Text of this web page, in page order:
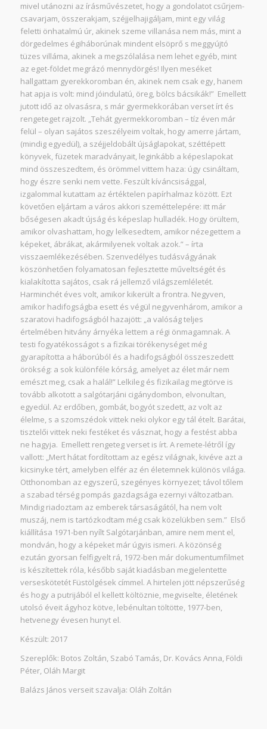
mivel utánozni az írásművészetet, hogy a gondolatot csűrjem-
csavarjam, összerakjam, széjjelhajigáljam, mint egy világ
feletti önhatalmú úr, akinek szeme villanása nem más, mint a
dörgedelmes égiháborúnak mindent elsöprő s meggyújtó
tüzes villáma, akinek a megszólalása nem lehet egyéb, mint
az eget-földet megrázó mennydörgés! Ilyen meséket
hallgattam gyerekkoromban én, akinek nem csak egy, hanem
hat apja is volt: mind jóindulatú, öreg, bölcs bácsikák!” Emellett
jutott idő az olvasásra, s már gyermekkorában verset írt és
rengeteget rajzolt. „Tehát gyermekkoromban – tíz éven már
felül – olyan sajátos szeszélyeim voltak, hogy amerre jártam,
(mindig egyedül), a széjjeldobált újságlapokat, széttépett
könyvek, füzetek maradványait, leginkább a képeslapokat
mind összeszedtem, és örömmel vittem haza: úgy csináltam,
hogy észre senki nem vette. Feszült kíváncsisággal,
izgalommal kutattam az értéktelen papírhalmaz között. Ezt
követően eljártam a város akkori szeméttelepére: itt már
bőségesen akadt újság és képeslap hulladék. Hogy örültem,
amikor olvashattam, hogy lelkesedtem, amikor nézegettem a
képeket, ábrákat, akármilyenek voltak azok.” – írta
visszaemlékezésében. Szenvedélyes tudásvágyának
köszönhetően folyamatosan fejlesztette műveltségét és
kialakította sajátos, csak rá jellemző világszemléletét.
Harminchét éves volt, amikor kikerült a frontra. Negyven,
amikor hadi­fogságba esett és végül negyvenhárom, amikor a
szaratovi hadifogságból hazajött: „a valóság teljes
értelmében hitvány árnyéka lettem a régi önma­gamnak. A
testi fogyatékosságot s a fizikai törékenységet még
gyarapította a háborúból és a hadifogságból összeszedett
örökség: a sok különféle kórság, amelyet az élet már nem
emészt meg, csak a halál!” Lelkileg és fizikailag megtörve is
tovább alkotott a salgótarjáni cigánydombon, elvonultan,
egyedül. Az erdőben, gombát, bogyót szedett, az volt az
élelme, s a szomszédok vittek neki olykor egy tál ételt. Barátai,
tisztelői vittek neki festéket és vásznat, hogy a festést abba
ne hagyja. Emellett rengeteg verset is írt. A remete-létről így
vallott: „Mert hátat fordítottam az egész világnak, kivéve azt a
kicsinyke tért, amelyben elfér az én életemnek különös világa.
Otthonomban az egyszerű, szegényes környezet; távol tőlem
a szabad térség pompás gazdagsága ezernyi változatban.
Mindig riadoztam az emberek társaságától, ha nem volt
muszáj, nem is tartózkodtam még csak közelükben sem.” Első
kiállítása 1971-ben nyílt Salgótarjánban, amire nem ment el,
mondván, hogy a képeket már úgyis ismeri. A közönség
ezután gyorsan felfigyelt rá, 1972-ben már dokumentumfilmet
is készítettek róla, később saját kiadásban megjelentette
verseskötetét Füstölgések címmel. A hirtelen jött népszerűség
és hogy a putrijából el kellett költöznie, megviselte, életének
utolsó éveit ágyhoz kötve, lebénultan töltötte, 1977-ben,
hetvenegy évesen hunyt el.
Készült: 2017
Szereplők: Botos Zoltán, Szabó Tamás, Dr. Kovács Anna, Földi
Péter, Oláh Margit
Balázs János verseit szavalja: Oláh Zoltán